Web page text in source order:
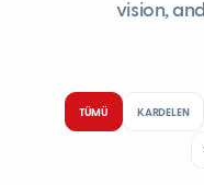
vision,
TÜMÜ KARDELEN